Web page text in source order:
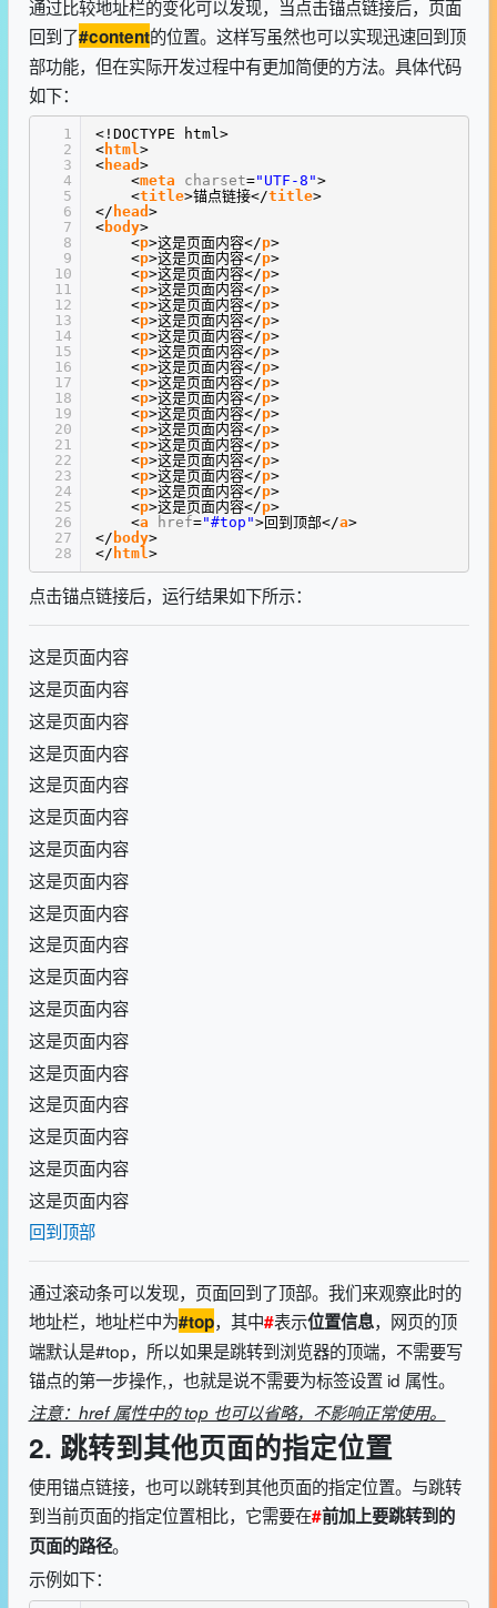
通过比较地址栏的变化可以发现，当点击锚点链接后，页面
回到了#content的位置。这样写虽然也可以实现迅速回到顶
部功能，但在实际开发过程中有更加简便的方法。具体代码
如下：
1
2
3
4
5
6
7
8
9
10
11
12
13
14
15
16
17
18
19
20
21
22
23
24
25
26
27
28
<!DOCTYPE html>
<html>
<head >
<meta charset="UTF-8">
<title>锚点链接</title>
</ head >
<body>
<p>这是页面内容</p>
<p>这是页面内容</p>
<p>这是页面内容</p>
<p>这是页面内容</p>
<p>这是页面内容</p>
<p>这是页面内容</p>
<p>这是页面内容</p>
<p>这是页面内容</p>
<p>这是页面内容</p>
<p>这是页面内容</p>
<p>这是页面内容</p>
<p>这是页面内容</p>
<p>这是页面内容</p>
<p>这是页面内容</p>
<p>这是页面内容</p>
<p>这是页面内容</p>
<p>这是页面内容</p>
<p>这是页面内容</p>
<a href="#top">回到顶部</a>
</ body>
</ html>
点击锚点链接后，运行结果如下所示：
这是页面内容
这是页面内容
这是页面内容
这是页面内容
这是页面内容
这是页面内容
这是页面内容
这是页面内容
这是页面内容
这是页面内容
这是页面内容
这是页面内容
这是页面内容
这是页面内容
这是页面内容
这是页面内容
这是页面内容
这是页面内容
回到顶部
通过滚动条可以发现，页面回到了顶部。我们来观察此时的
地址栏，地址栏中为#top，其中#表示位置信息，网页的顶
端默认是#top，所以如果是跳转到浏览器的顶端，不需要写
锚点的第一步操作,，也就是说不需要为标签设置 id 属性。
注意：href 属性中的 top 也可以省略，不影响正常使用。
2. 跳转到其他页面的指定位置
使用锚点链接，也可以跳转到其他页面的指定位置。与跳转
到当前页面的指定位置相比，它需要在#前加上要跳转到的
页面的路径。
示例如下：